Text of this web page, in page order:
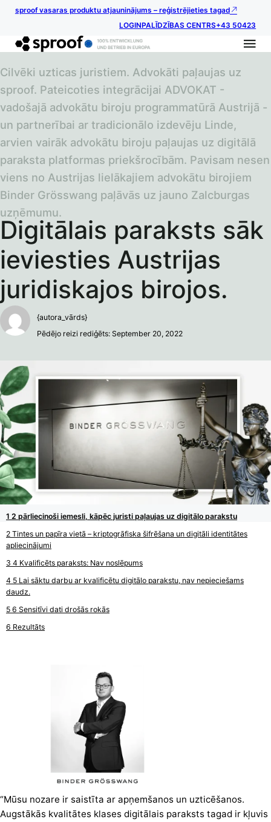
sproof vasaras produktu atjauninājums – reģistrējieties tagad
LOGINPALĪDZĪBAS CENTRS+43 50423
Digitālais paraksts sāk
ieviesties Austrijas
juridiskajos birojos.
Cilvēki uzticas juristiem. Advokāti paļaujas uz
sproof. Pateicoties integrācijai ADVOKAT -
vadošajā advokātu biroju programmatūrā Austrijā -
un partnerībai ar tradicionālo izdevēju Linde,
arvien vairāk advokātu biroju paļaujas uz digitālā
paraksta platformas priekšrocībām. Pavisam nesen
viens no Austrijas lielākajiem advokātu birojiem
Binder Grösswang paļāvās uz jauno Zalcburgas
uzņēmumu.
{autora_vārds}
Pēdējo reizi rediģēts: September 20, 2022
2 pārliecinoši iemesli, kāpēc juristi paļaujas uz digitālo parakstu
Tintes un papīra vietā – kriptogrāfiska šifrēšana un digitāli identitātes
apliecinājumi
4 Kvalificēts paraksts: Nav noslēpums
5 Lai sāktu darbu ar kvalificētu digitālo parakstu, nav nepieciešams
daudz.
6 Sensitīvi dati drošās rokās
Rezultāts
“Mūsu nozare ir saistīta ar apņemšanos un uzticēšanos.
Augstākās kvalitātes klases digitālais paraksts tagad ir kļuvis